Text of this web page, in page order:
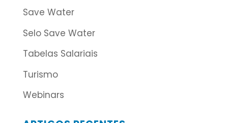
Save Water
Selo Save Water
Tabelas Salariais
Turismo
Webinars